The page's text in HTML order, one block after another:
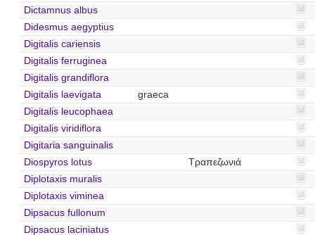
Dictamnus albus
Didesmus aegyptius
Digitalis cariensis
Digitalis ferruginea
Digitalis grandiflora
Digitalis laevigata
graeca
Digitalis leucophaea
Digitalis viridiflora
Digitaria sanguinalis
Diospyros lotus
Τραπεζωνιά
Diplotaxis muralis
Diplotaxis viminea
Dipsacus fullonum
Dipsacus laciniatus